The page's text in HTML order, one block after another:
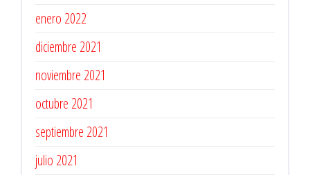
enero 2022
diciembre 2021
noviembre 2021
octubre 2021
septiembre 2021
julio 2021